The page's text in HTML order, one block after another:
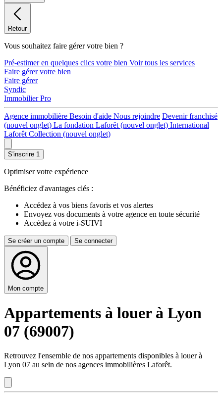
Retour
Vous souhaitez faire gérer votre bien ?
Pré-estimer en quelques clics votre bien Voir tous les services
Faire gérer votre bien
Faire gérer
Syndic
Immobilier Pro
Agence immobilière Besoin d'aide Nous rejoindre Devenir franchisé
(nouvel onglet) La fondation Laforêt (nouvel onglet) International
Laforêt Collection (nouvel onglet)
S'inscrire 1
Optimiser votre expérience
Bénéficiez d'avantages clés :
Accédez à vos biens favoris et vos alertes
Envoyez vos documents à votre agence en toute sécurité
Accédez à votre i-SUIVI
Se créer un compte Se connecter
Mon compte
Appartements à louer à Lyon
07 (69007)
Retrouvez l'ensemble de nos appartements disponibles à louer à
Lyon 07 au sein de nos agences immobilières Laforêt.